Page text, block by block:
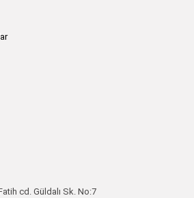
cd. Güldalı Sk. No:7